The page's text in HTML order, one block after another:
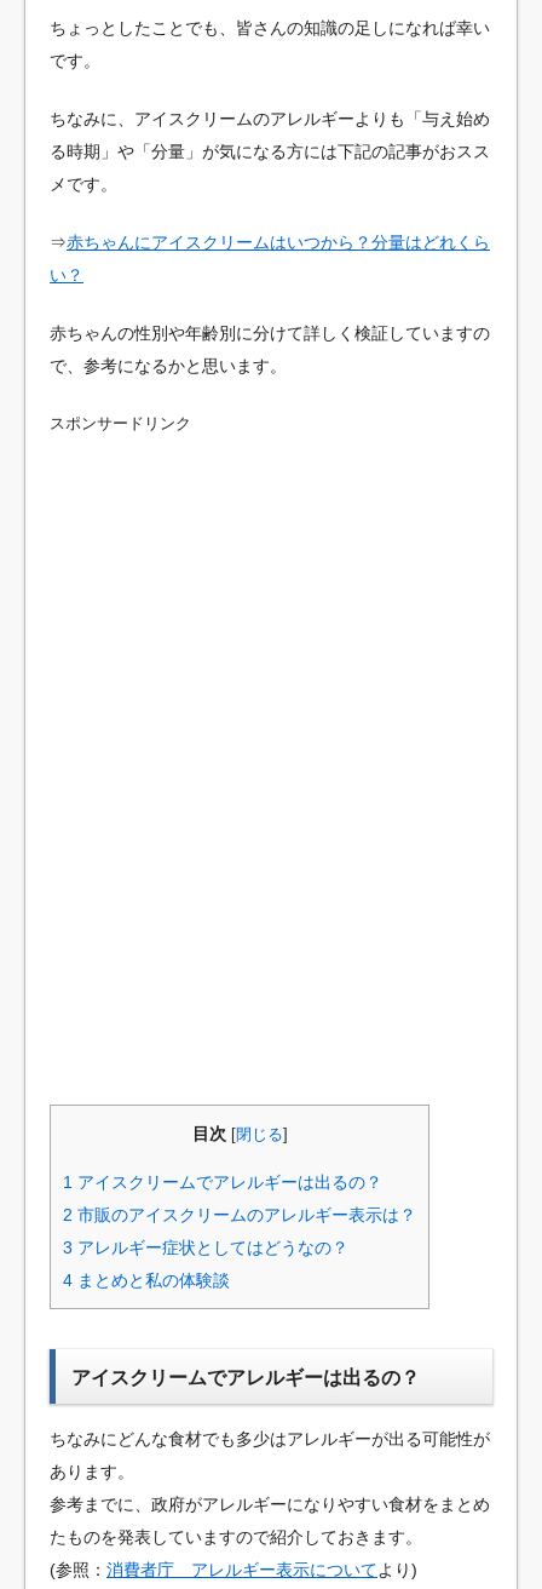
ちょっとしたことでも、皆さんの知識の足しになれば幸い
です。
ちなみに、アイスクリームのアレルギーよりも「与え始め
る時期」や「分量」が気になる方には下記の記事がおスス
メです。
⇒赤ちゃんにアイスクリームはいつから？分量はどれくら
い？
赤ちゃんの性別や年齢別に分けて詳しく検証していますの
で、参考になるかと思います。
スポンサードリンク
目次 閉じる
1 アイスクリームでアレルギーは出るの？
2 市販のアイスクリームのアレルギー表示は？
3 アレルギー症状としてはどうなの？
4 まとめと私の体験談
アイスクリームでアレルギーは出るの？
ちなみにどんな食材でも多少はアレルギーが出る可能性が
あります。
参考までに、政府がアレルギーになりやすい食材をまとめ
たものを発表していますので紹介しておきます。
(参照： 消費者庁 アレルギー表示についてより)